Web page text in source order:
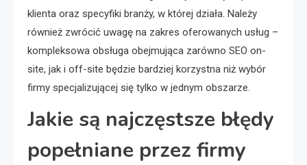
klienta oraz specyfiki branży, w której działa. Należy
również zwrócić uwagę na zakres oferowanych usług –
kompleksowa obsługa obejmująca zarówno SEO on-
site, jak i off-site będzie bardziej korzystna niż wybór
firmy specjalizującej się tylko w jednym obszarze.
Jakie są najczęstsze błędy
popełniane przez firmy